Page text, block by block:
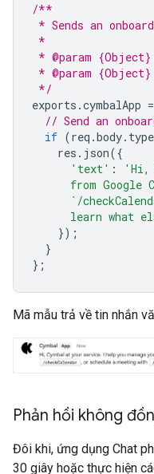
/**
* Sends an
*
* @param
* @param
*/
exports .cymbalApp =
// Send an
if (req .body. type
res . json({
'text' :
'Hi,
from Google
`/
learn what
});
}
};
Mã mẫu trả về tin nhắn
Phản hồi không
Đôi khi, ứng dụng Chat
30 giây hoặc thực hiện